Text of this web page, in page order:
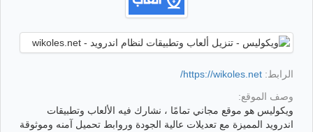
الرابط: https://wikoles.net/
وصف الموقع:
ويكوليس هو موقع مجاني تمامًا ، نشارك فيه الألعاب وتطبيقات
اندرويد المميزة مع تعديلات عالية الجودة وروابط تحميل آمنه وموثوقة